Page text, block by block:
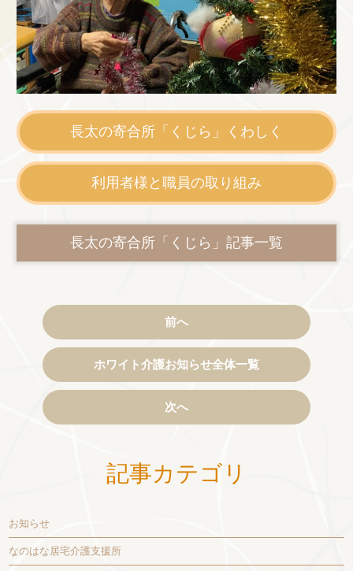
長太の寄合所「くじら」くわしく
利用者様と職員の取り組み
長太の寄合所「くじら」記事一覧
前へ
ホワイト介護お知らせ全体一覧
次へ
記事カテゴリ
お知らせ
なのはな居宅介護支援所